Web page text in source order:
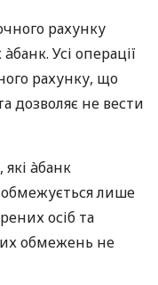
рахунку
Усі операції
рахунку, що
дозволяє не вести
які àбанк
лише
осіб та
обмежень не